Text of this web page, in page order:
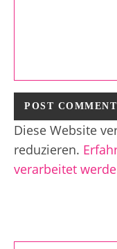
Diese Website
reduzieren.
verarbeitet